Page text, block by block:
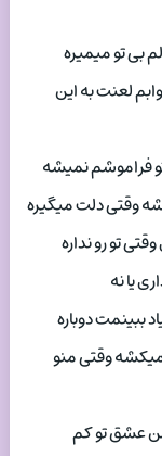
بی تو میمیره
لعنت به این
فراموشم نمیشه
وقتی دلت میگیره
تو رو نداره
یا نه
ببینمت دوباره
وقتی منو
من عشق تو کم